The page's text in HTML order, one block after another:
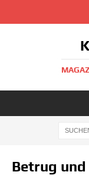
Betrug